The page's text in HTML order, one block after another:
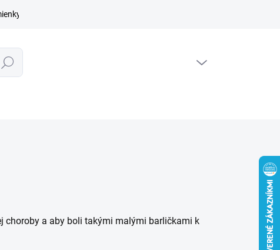
ochrany osobných údajov
Hľadať
choroby a aby boli takými malými barličkami k